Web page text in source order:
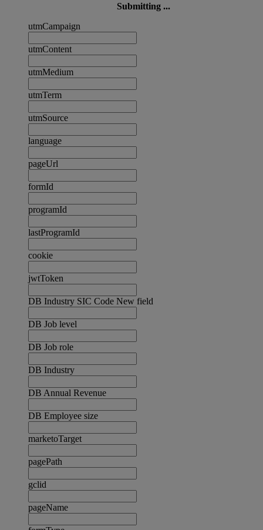
Submitting ...
utmCampaign
utmContent
utmMedium
utmTerm
utmSource
language
pageUrl
formId
programId
lastProgramId
cookie
jwtToken
DB Industry SIC Code New field
DB Job level
DB Job role
DB Industry
DB Annual Revenue
DB Employee size
marketoTarget
pagePath
gclid
pageName